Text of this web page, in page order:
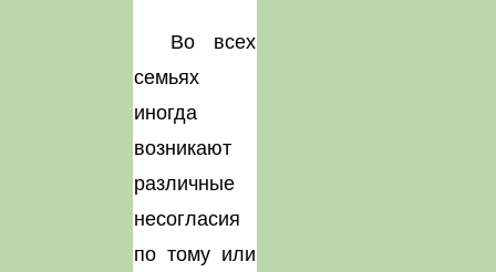
Во всех
семьях
иногда
возникают
различные
несогласия
по тому или